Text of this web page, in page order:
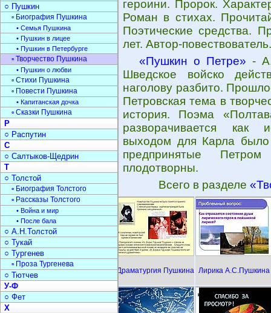
героини. Пророк.
Роман в стихах.
Поэтические средства.
лет. Автор-повествователь.
«Пушкин о Петре» -
Шведское войско
наголову разбито.
Петровская тема в
история. Поэма
разворачивается как
выходом для Карла
предпринятые
плодотворны.
Всего в разделе
Драматургия Пушкина Лирика А.С.Пушкина
○ Пушкин
▫ Биография Пушкина
• Семья Пушкина
• Пушкин в лицее
• Пушкин в Петербурге
▫ Творчество Пушкина
• Пушкин о любви
▫ Стихи Пушкина
▫ Повести Пушкина
• Капитанская дочка
▫ Сказки Пушкина
Р
○ Распутин
С
○ Салтыков-Щедрин
Т
○ Толстой
▫ Биография Толстого
▫ Рассказы Толстого
• Война и мир
• После бала
○ А.Н.Толстой
○ Тукай
○ Тургенев
▫ Проза Тургенева
○ Тютчев
У-Ф
○ Фет
Х